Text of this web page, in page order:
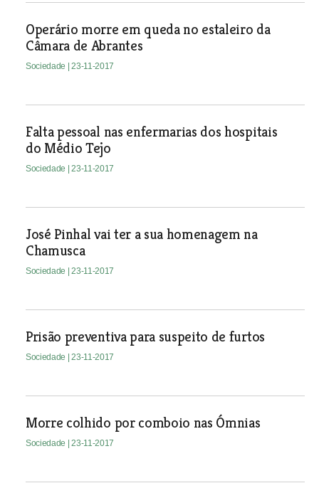
Operário morre em queda no estaleiro da
Câmara de Abrantes
Sociedade | 23-11-2017
Falta pessoal nas enfermarias dos hospitais
do Médio Tejo
Sociedade | 23-11-2017
José Pinhal vai ter a sua homenagem na
Chamusca
Sociedade | 23-11-2017
Prisão preventiva para suspeito de furtos
Sociedade | 23-11-2017
Morre colhido por comboio nas Ómnias
Sociedade | 23-11-2017